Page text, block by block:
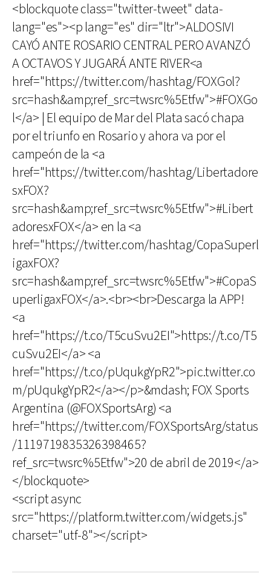
<blockquote class="twitter-tweet" data-
lang="es"><p lang="es" dir="ltr">ALDOSIVI
CAYÓ ANTE ROSARIO CENTRAL PERO AVANZÓ
A OCTAVOS Y JUGARÁ ANTE RIVER<a
href="https://twitter.com/hashtag/FOXGol?
src=hash&amp;ref_src=twsrc%5Etfw">#FOXGo
l</a> | El equipo de Mar del Plata sacó chapa
por el triunfo en Rosario y ahora va por el
campeón de la <a
href="https://twitter.com/hashtag/Libertadore
sxFOX?
src=hash&amp;ref_src=twsrc%5Etfw">#Libert
adoresxFOX</a> en la <a
href="https://twitter.com/hashtag/CopaSuperl
igaxFOX?
src=hash&amp;ref_src=twsrc%5Etfw">#CopaS
uperligaxFOX</a>.<br><br>Descarga la APP!
<a
href="https://t.co/T5cuSvu2EI">https://t.co/T5
cuSvu2EI</a> <a
href="https://t.co/pUqukgYpR2">pic.twitter.co
m/pUqukgYpR2</a></p>&mdash; FOX Sports
Argentina (@FOXSportsArg) <a
href="https://twitter.com/FOXSportsArg/status
/1119719835326398465?
ref_src=twsrc%5Etfw">20 de abril de 2019</a>
</blockquote>
<script async
src="https://platform.twitter.com/widgets.js"
charset="utf-8"></script>